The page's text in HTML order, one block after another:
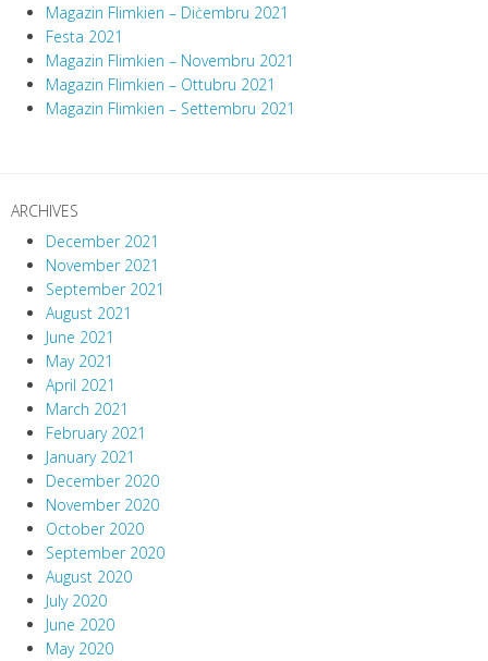
Magazin Flimkien – Diċembru 2021
Festa 2021
Magazin Flimkien – Novembru 2021
Magazin Flimkien – Ottubru 2021
Magazin Flimkien – Settembru 2021
ARCHIVES
December 2021
November 2021
September 2021
August 2021
June 2021
May 2021
April 2021
March 2021
February 2021
January 2021
December 2020
November 2020
October 2020
September 2020
August 2020
July 2020
June 2020
May 2020